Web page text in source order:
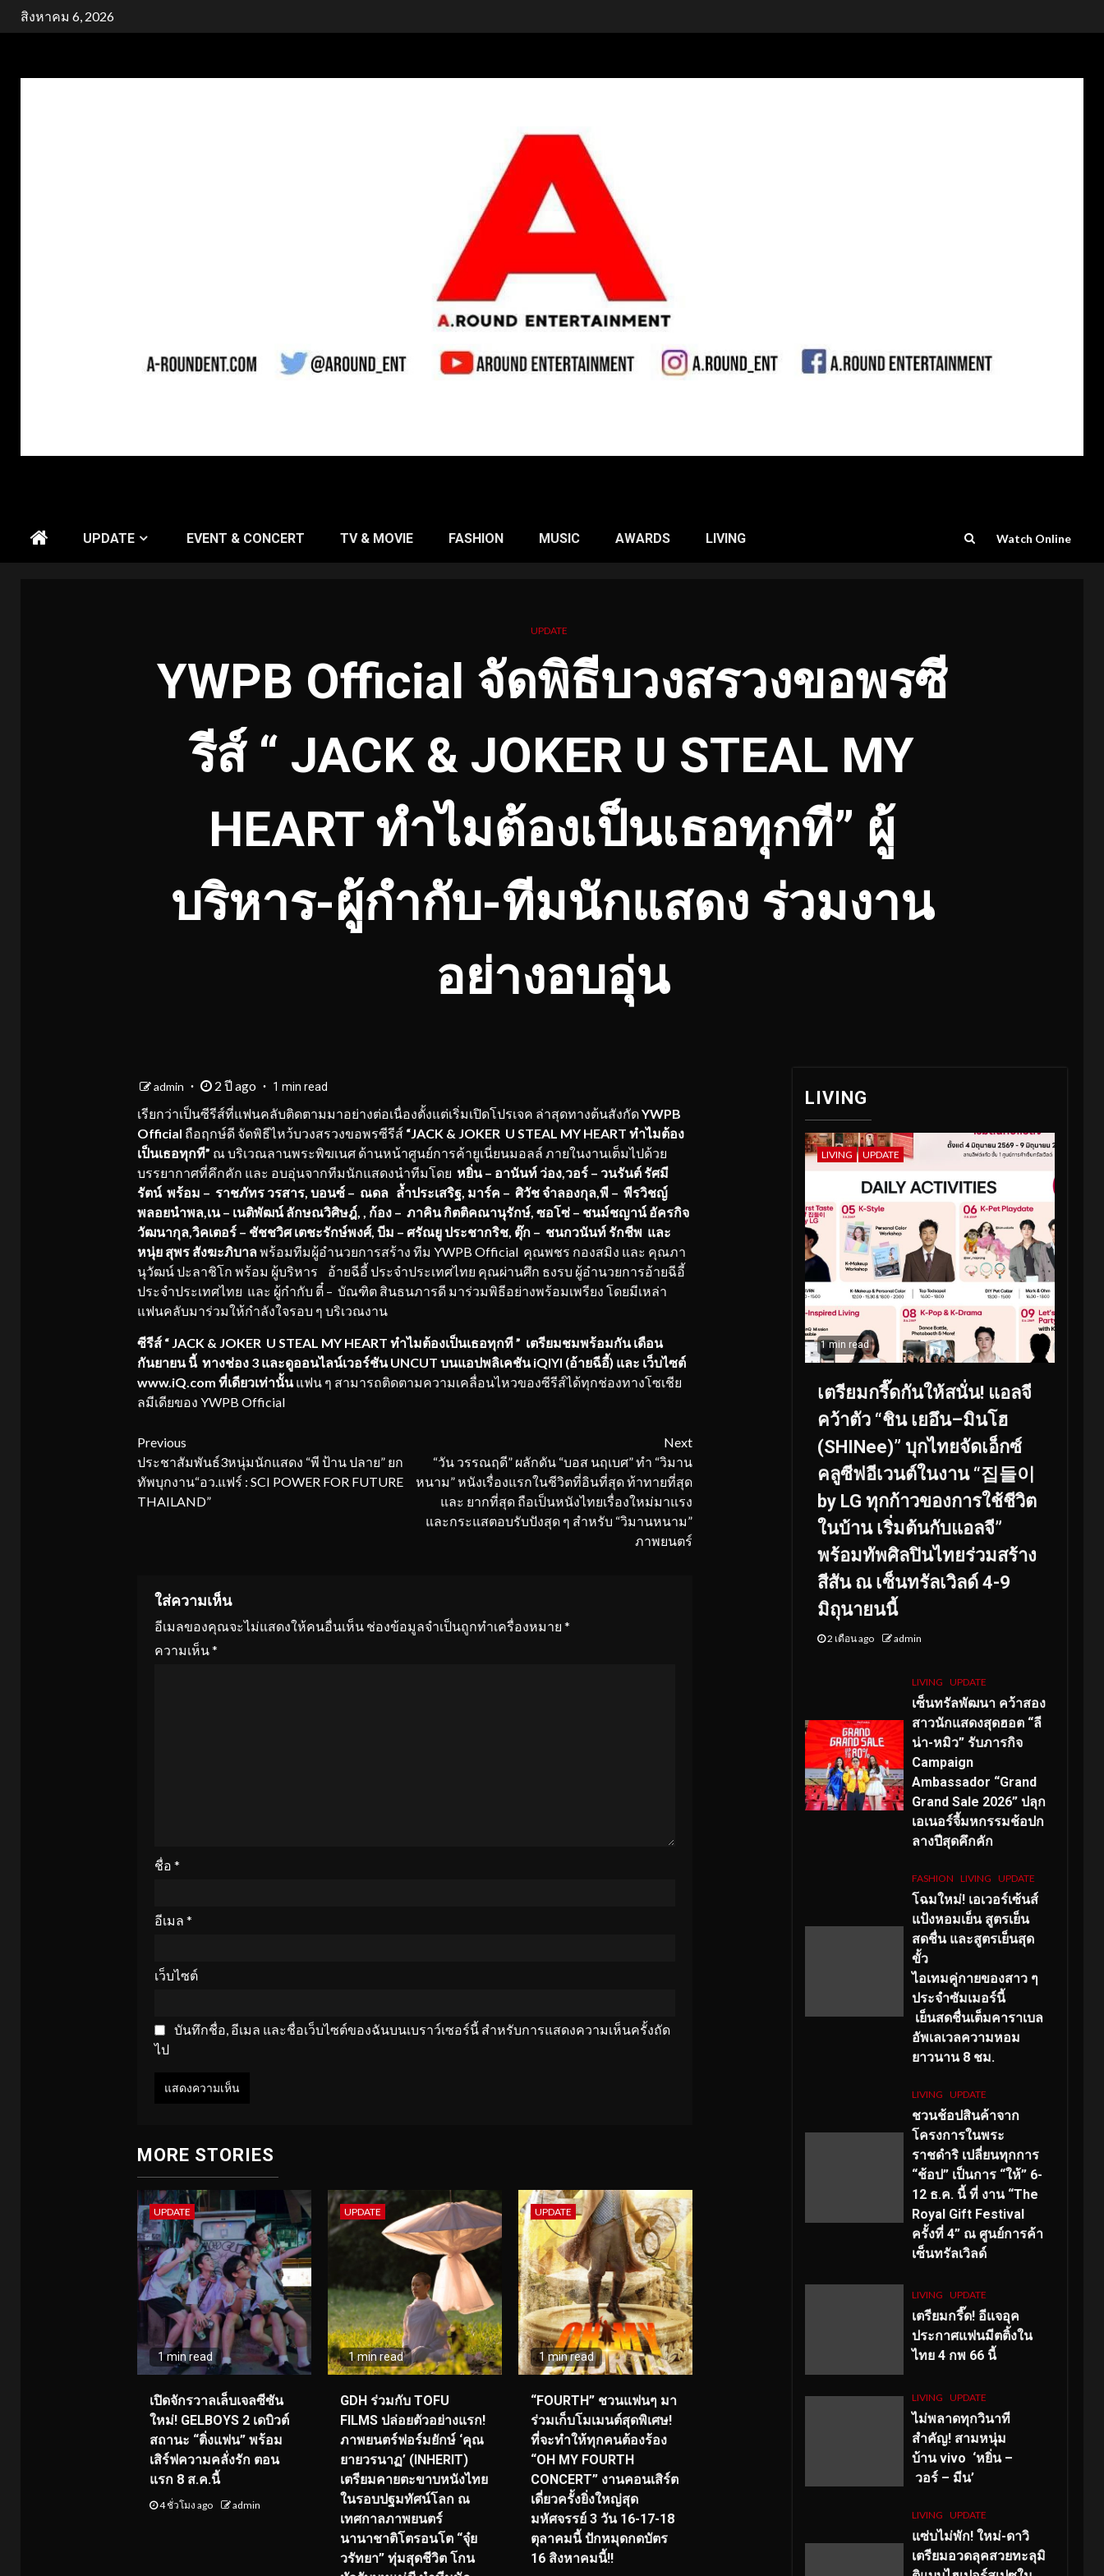
Skipสิงหาคม 6, 2026
UPDATE EVENT & CONCERT TV & MOVIE FASHION MUSIC AWARDS LIVING Watch Online
UPDATE
YWPB Official จัดพิธีบวงสรวงขอพรซี
รีส์ “ JACK & JOKER U STEAL MY
HEART ทำไมต้องเป็นเธอทุกที” ผู้
บริหาร-ผู้กำกับ-ทีมนักแสดง ร่วมงาน
อย่างอบอุ่น
admin 2 ปี ago 1 min read
เรียกว่าเป็นซีรีส์​ที่แฟนคลับติดตามมาอย่างต่อเนื่องตั้งแต่เริ่มเปิดโปรเจค ล่าสุดทางต้นสังกัดYWPB
Official ถือฤกษ์ดี จัดพิธีไหว้บวงสรวงขอพรซีรีส์ “JACK & JOKER U STEAL MY HEART ทำไมต้อง
เป็นเธอทุกที” ณ บริเวณลานพระพิฆเนศ ด้านหน้าศูนย์การค้ายูเนี่ยนมอลล์ ภายในงานเต็มไปด้วย
บรรยากาศที่คึกคัก และ อบอุ่นจากทีมนักแสดงนำทีมโดย หยิ่น – อานันท์ ว่อง,วอร์ – วนรันต์ รัศมี
รัตน์ พร้อม – ราชภัทร วรสาร, บอนซ์– ณดล ล้ำประเสริฐ, มาร์ค – ศิวัช จำลองกุล,พี – พีรวิชญ์
พลอยนำพล,เน– เนติพัฒน์ ลักษณวิศิษฎ์, , ก้อง– ภาคิน กิตติคณานุรักษ์, ซอโซ่ – ชนม์ชญาน์ อัครกิจ
วัฒนากุล,วิคเตอร์ – ชัชชวิศ เตชะรักษ์พงศ์, บีม – ศรัณยู ประชากริช, ตุ๊ก– ชนกวนันท์ รักชีพ และ
หนุ่ย สุพร สังฆะภิบาลพร้อมทีมผู้อำนวยการสร้าง ทีม YWPB Official คุณพชร กองสมิง และ คุณภา
นุวัฒน์ ปะลาชิโก พร้อม ผู้บริหาร อ้ายฉีอี้ ประจำประเทศไทย คุณผ่านศึก ธงรบ ผู้อำนวยการอ้ายฉีอี้
ประจำประเทศไทย และ ผู้กำกับ ตี๋ – บัณฑิต สินธนภารดี มาร่วมพิธีอย่างพร้อมเพรียง โดยมีเหล่า
แฟนคลับมาร่วมให้กำลังใจรอบ ๆ บริเวณงาน
ซีรีส์ “ JACK & JOKER U STEAL MY HEART ทำไมต้องเป็นเธอทุกที ” เตรียมชมพร้อมกัน เดือน
กันยายน นี้ ทางช่อง 3 และดูออนไลน์เวอร์ชัน UNCUT บนแอปพลิเคชัน iQIYI (อ้ายฉีอี้) และ เว็บไซต์
www.iQ.com ที่เดียวเท่านั้นแฟน ๆ สามารถติดตามความเคลื่อนไหวของซีรีส์ได้ทุกช่องทางโซเชีย
ลมีเดียของ YWPB Official
Continue
Reading
Previous
ประชาสัมพันธ์3หนุ่มนักแสดง “พี ป้าน ปลาย” ยก
ทัพบุกงาน“อว.แฟร์ : SCI POWER FOR FUTURE
THAILAND”
Next
“วัน ​วรรณฤดี” ผลักดัน “บอส นฤเบศ” ทำ “วิมาน
หนาม” หนังเรื่องแรกในชีวิตที่อินที่สุด ท้าทายที่สุด
และ ยากที่สุด ถือเป็นหนังไทยเรื่องใหม่มาแรง
และกระแสตอบรับปังสุด ๆ สำหรับ “วิมานหนาม”
ภาพยนตร์
ใส่ความเห็น
อีเมลของคุณจะไม่แสดงให้คนอื่นเห็น ช่องข้อมูลจำเป็นถูกทำเครื่องหมาย *
ความเห็น*
ชื่อ *
อีเมล *
เว็บไซต์
บันทึกชื่อ, อีเมล และชื่อเว็บไซต์ของฉันบนเบราว์เซอร์นี้ สำหรับการแสดงความเห็นครั้งถัด
ไป
MORE STORIES
UPDATE
1 min read
เปิดจักรวาลเล็บเจลซีซัน
ใหม่! GELBOYS 2 เดบิวต์
สถานะ “ติ่งแฟน” พร้อม
เสิร์ฟความคลั่งรัก ตอน
แรก 8 ส.ค.นี้
4 ชั่วโมง ago admin
UPDATE
1 min read
GDH ร่วมกับ TOFU
FILMS ปล่อยตัวอย่างแรก!
ภาพยนตร์ฟอร์มยักษ์ ‘คุณ
ยายวรนาฏ’ (INHERIT)
เตรียมคายตะขาบหนังไทย
ในรอบปฐมทัศน์โลก ณ
เทศกาลภาพยนตร์
นานาชาติโตรอนโต “จุ๋ย
วรัทยา” ทุ่มสุดชีวิต โกน
UPDATE
1 min read
“FOURTH” ชวนแฟนๆ มา
ร่วมเก็บโมเมนต์สุดพิเศษ!
ที่จะทำให้ทุกคนต้องร้อง
“OH MY FOURTH
CONCERT” งานคอนเสิร์ต
เดี่ยวครั้งยิ่งใหญ่สุด
มหัศจรรย์ 3 วัน 16-17-18
ตุลาคมนี้ ปักหมุดกดบัตร
16 สิงหาคมนี้!!
LIVING
LIVING UPDATE
1 min read
เตรียมกรี๊ดกันให้สนั่น! แอลจี
คว้าตัว “ชิน เยอึน–มินโฮ
(SHINee)” บุกไทยจัดเอ็กซ์
คลูซีฟอีเวนต์ในงาน “집들이
by LG ทุกก้าวของการใช้ชีวิต
ในบ้าน เริ่มต้นกับแอลจี”
พร้อมทัพศิลปินไทยร่วมสร้าง
สีสัน ณ เซ็นทรัลเวิลด์ 4-9
มิถุนายนนี้
2 เดือน ago admin
LIVING UPDATE
เซ็นทรัลพัฒนา คว้าสอง
สาวนักแสดงสุดฮอต “ลี
น่า-หมิว” รับภารกิจ
Campaign
Ambassador “Grand
Grand Sale 2026” ปลุก
เอเนอร์จี้มหกรรมช้อปก
ลางปีสุดคึกคัก
FASHION LIVING UPDATE
โฉมใหม่! เอเวอร์เซ้นส์
แป้งหอมเย็น สูตรเย็น
สดชื่น และสูตรเย็นสุด
ขั้ว
ไอเทมคู่กายของสาว ๆ
ประจำซัมเมอร์นี้
เย็นสดชื่นเต็มคาราเบล
อัพเลเวลความหอม
ยาวนาน 8 ชม.
LIVING UPDATE
ชวนช้อปสินค้าจาก
โครงการในพระ
ราชดำริ เปลี่ยนทุกการ
“ช้อป” เป็นการ “ให้” 6-
12 ธ.ค. นี้ ที่ งาน “The
Royal Gift Festival
ครั้งที่ 4” ณ ศูนย์การค้า
เซ็นทรัลเวิลด์
LIVING UPDATE
เตรียมกรี๊ด! อีแจอุค
ประกาศแฟนมีตติ้งใน
ไทย 4 กพ 66 นี้
LIVING UPDATE
ไม่พลาดทุกวินาที
สำคัญ! สามหนุ่ม
บ้าน vivo ‘หยิ่น –
วอร์ – มีน’
LIVING UPDATE
แซ่บไม่พัก! ใหม่-ดาวิ
เตรียมอวดลุคสวยทะลุมิ